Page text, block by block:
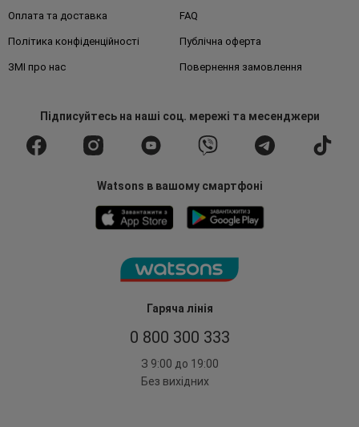
Гаряча лінія
0 800 300 333
З 9:00 до 19:00
Без вихідних
Оплата та доставка FAQ
Політика конфіденційності Публічна оферта
ЗМІ про нас Повернення замовлення
Підписуйтесьна наші соц. мережі та месенджери
Watsons в вашому смартфоні